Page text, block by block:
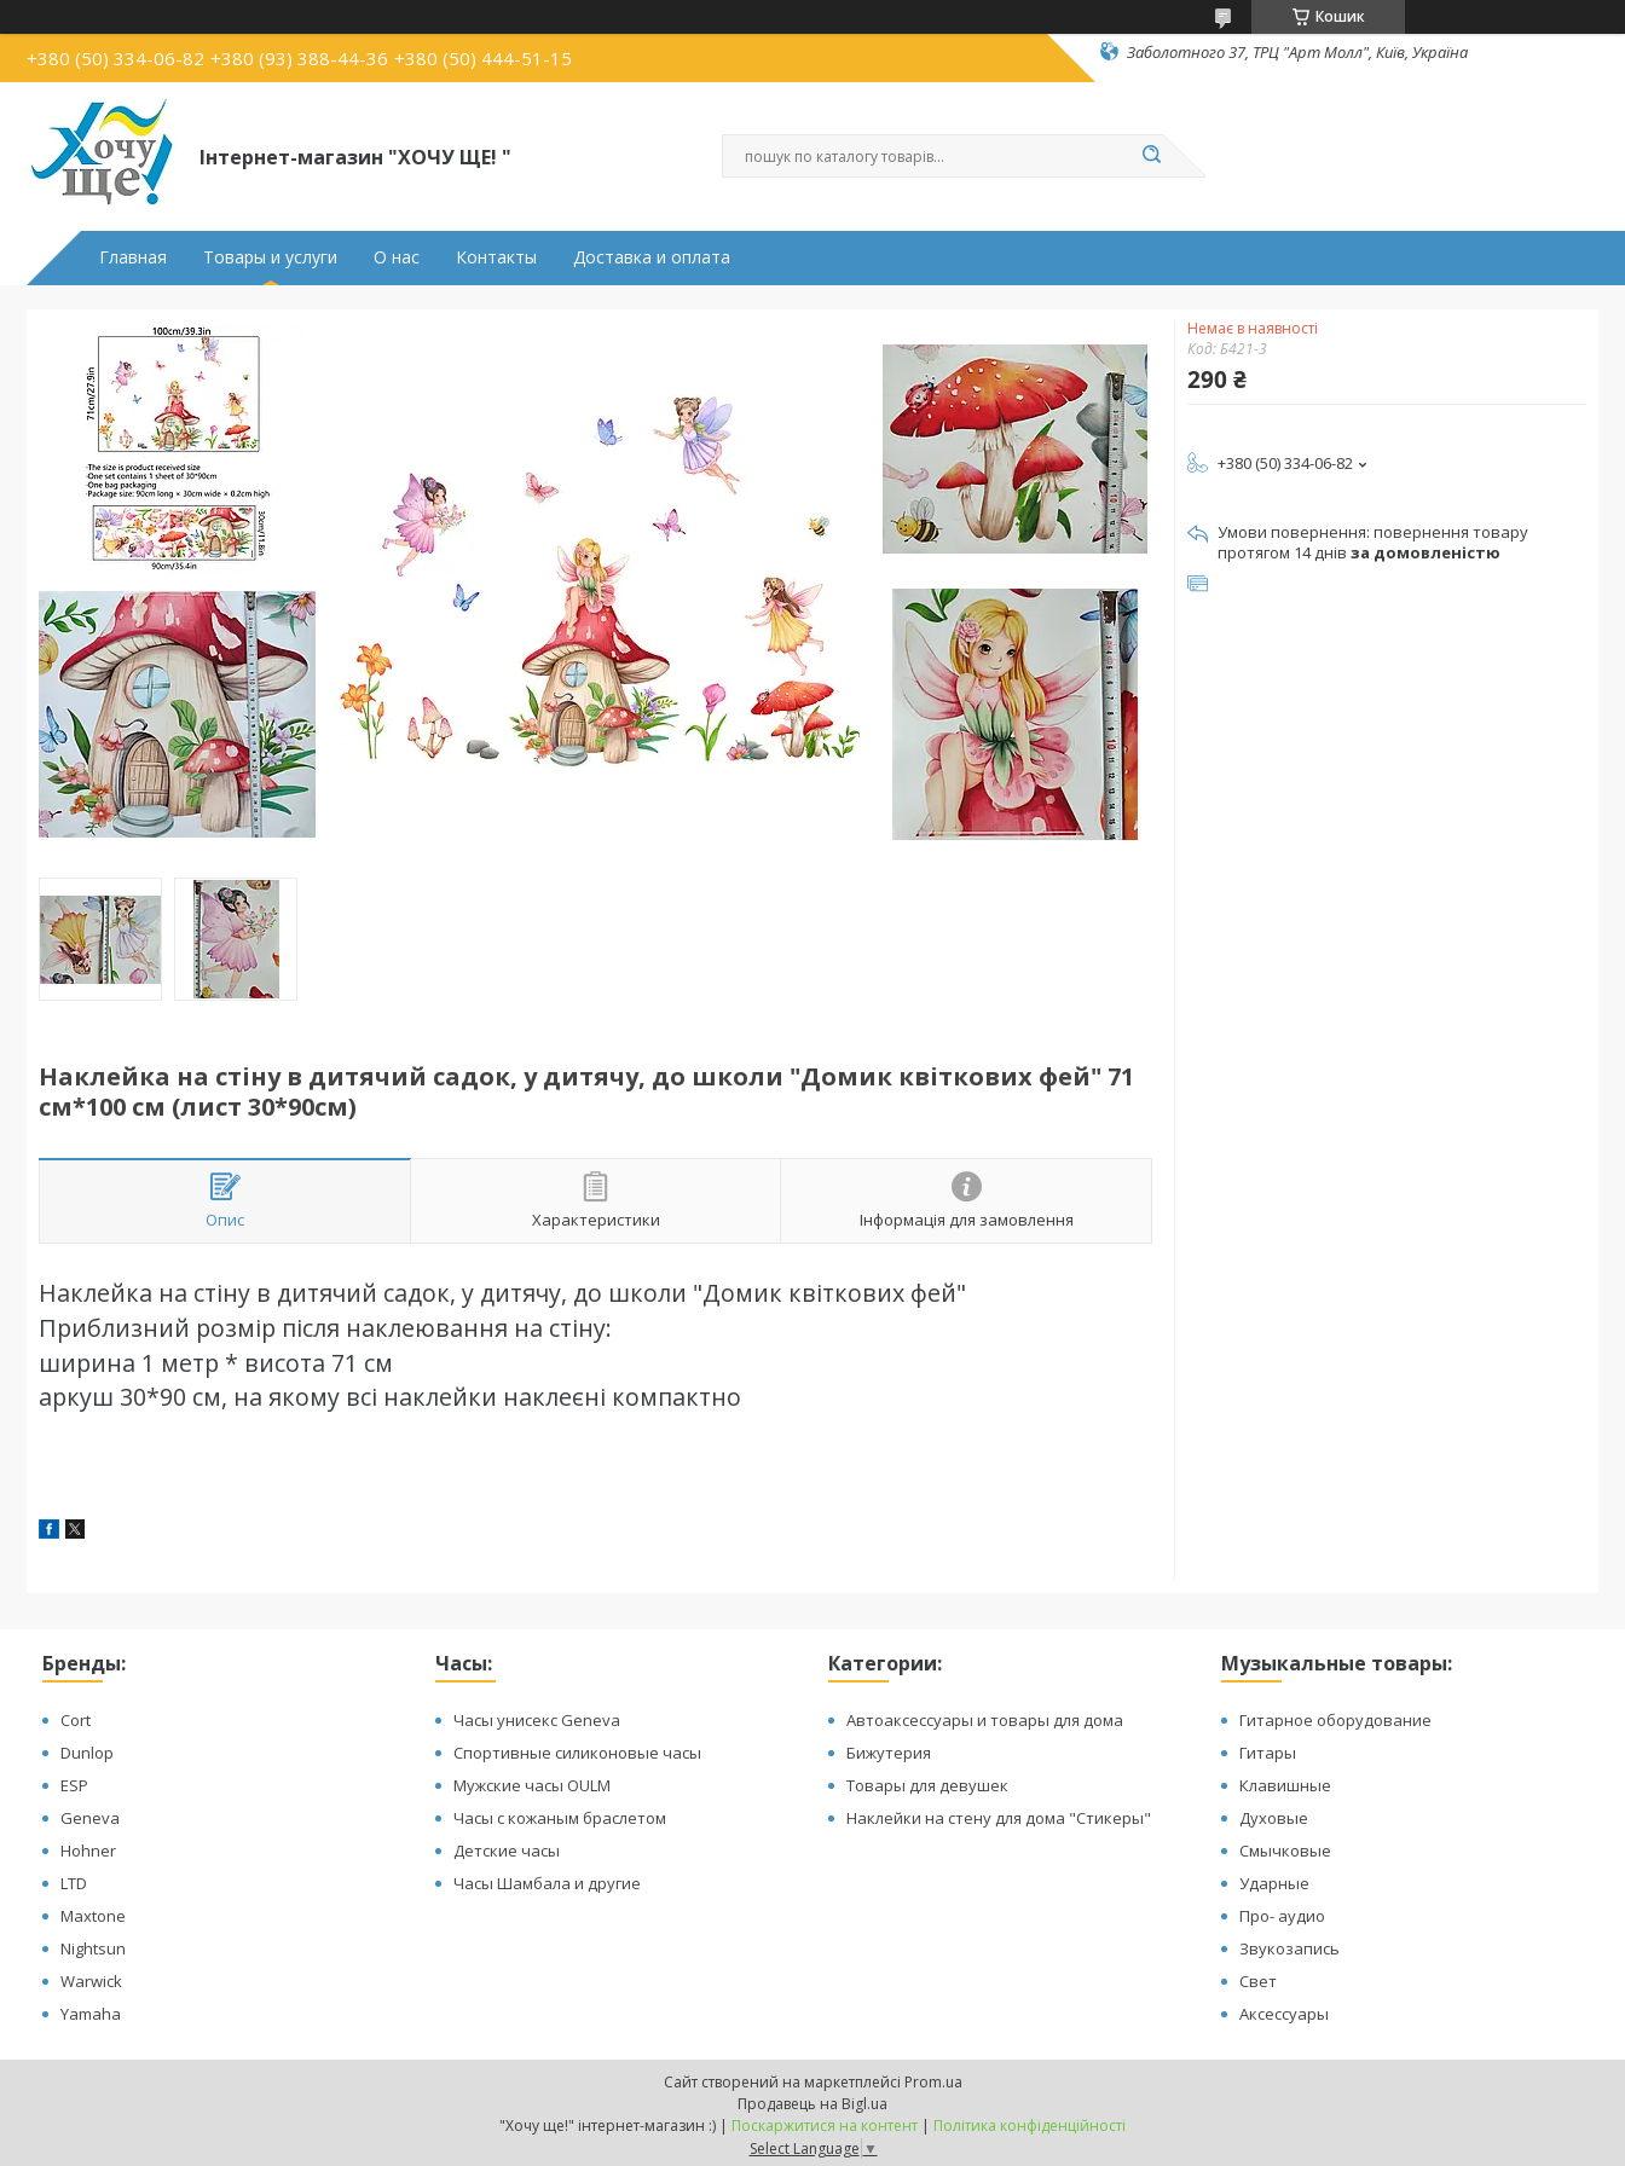
Кошик
+380 (50) 334-06-82 +380 (93) 388-44-36 +380 (50) 444-51-15 Заболотного 37, ТРЦ "Арт Молл", Київ, Україна
Інтернет-магазин "ХОЧУ ЩЕ! "
Главная Товары и услуги О нас Контакты Доставка и оплата
Наклейка на стіну в дитячий садок, у дитячу, до школи "Домик квіткових фей" 71
см*100 см (лист 30*90см)
Опис Характеристики Інформація для замовлення
Наклейка на стіну в дитячий садок, у дитячу, до школи "Домик квіткових фей"
Приблизний розмір після наклеювання на стіну:
ширина 1 метр * висота 71 см
аркуш 30*90 см, на якому всі наклейки наклеєні компактно
Немає в наявності
Код:Б421-3
290 ₴
+380 (50) 334-06-82
повернення товару
протягом 14 днів за домовленістю
Бренды:
Cort
Dunlop
ESP
Geneva
Hohner
LTD
Maxtone
Nightsun
Warwick
Yamaha
Часы:
Часы унисекс Geneva
Спортивные силиконовые часы
Мужские часы OULM
Часы с кожаным браслетом
Детские часы
Часы Шамбала и другие
Категории:
Автоаксессуары и товары для дома
Бижутерия
Товары для девушек
Наклейки на стену для дома "Стикеры"
Музыкальные товары:
Гитарное оборудование
Гитары
Клавишные
Духовые
Смычковые
Ударные
Про- аудио
Звукозапись
Свет
Аксессуары
Сайт створений на маркетплейсі Prom.ua
Продавець на Bigl.ua
"Хочу ще!" інтернет-магазин :) | Поскаржитися на контент | Політика конфіденційності
Select Language ▼